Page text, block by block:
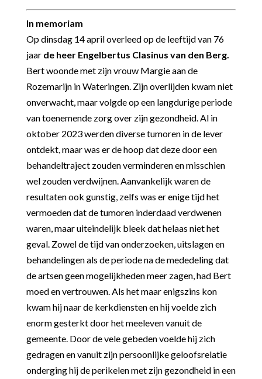
In memoriam
Op dinsdag 14 april overleed op de leeftijd van 76
jaar de heer Engelbertus Clasinus van den Berg.
Bert woonde met zijn vrouw Margie aan de
Rozemarijn in Wateringen. Zijn overlijden kwam niet
onverwacht, maar volgde op een langdurige periode
van toenemende zorg over zijn gezondheid. Al in
oktober 2023 werden diverse tumoren in de lever
ontdekt, maar was er de hoop dat deze door een
behandeltraject zouden verminderen en misschien
wel zouden verdwijnen. Aanvankelijk waren de
resultaten ook gunstig, zelfs was er enige tijd het
vermoeden dat de tumoren inderdaad verdwenen
waren, maar uiteindelijk bleek dat helaas niet het
geval. Zowel de tijd van onderzoeken, uitslagen en
behandelingen als de periode na de mededeling dat
de artsen geen mogelijkheden meer zagen, had Bert
moed en vertrouwen. Als het maar enigszins kon
kwam hij naar de kerkdiensten en hij voelde zich
enorm gesterkt door het meeleven vanuit de
gemeente. Door de vele gebeden voelde hij zich
gedragen en vanuit zijn persoonlijke geloofsrelatie
onderging hij de perikelen met zijn gezondheid in een